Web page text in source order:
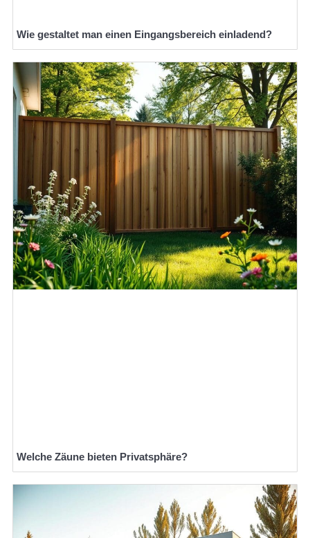
Wie gestaltet man einen Eingangsbereich einladend?
Welche Zäune bieten Privatsphäre?